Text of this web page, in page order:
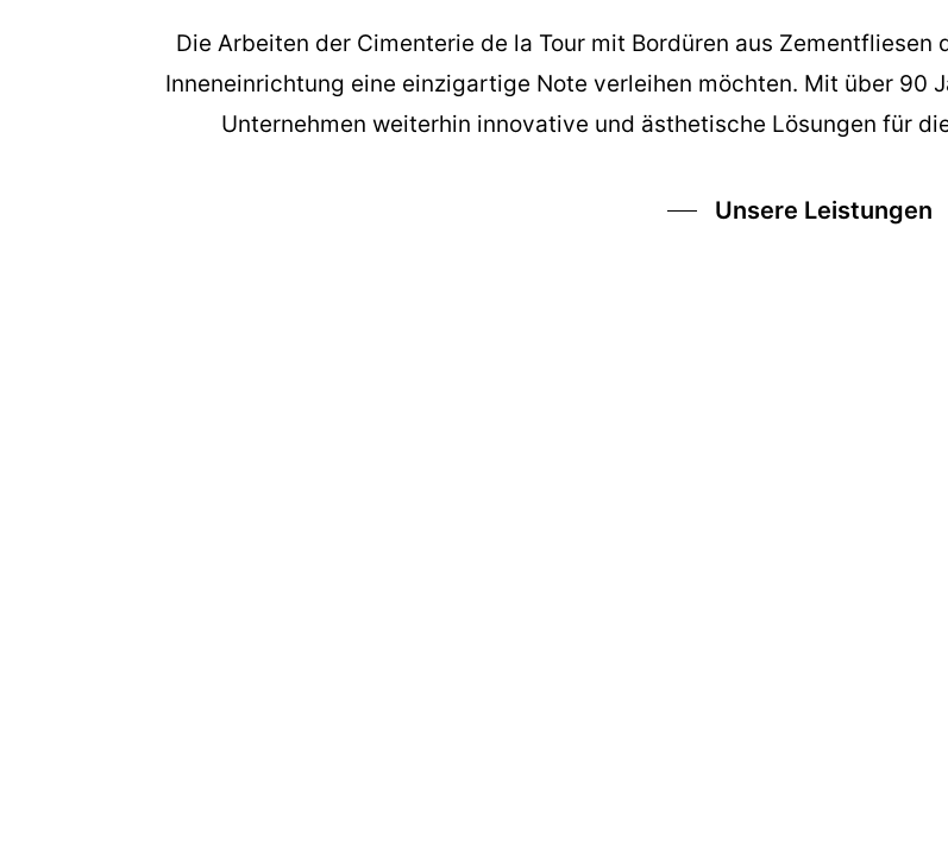
Die Arbeiten der Cimenterie de la Tourmit Bordüren aus Zementfliesen
Inneneinrichtung eine einzigartige Note verleihen möchten. Mit über 90
Unternehmen weiterhin innovative und ästhetische Lösungen für
Unsere Leistungen